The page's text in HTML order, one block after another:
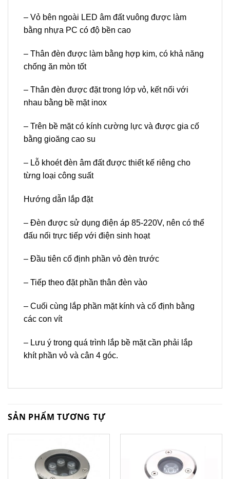
– Vỏ bên ngoài LED âm đất vuông được làm
bằng nhựa PC có độ bền cao
– Thân đèn được làm bằng hợp kim, có khả năng
chống ăn mòn tốt
– Thân đèn được đặt trong lớp vỏ, kết nối với
nhau bằng bề mặt inox
– Trên bề mặt có kính cường lực và được gia cố
bằng gioăng cao su
– Lỗ khoét đèn âm đất được thiết kế riêng cho
từng loại công suất
Hướng dẫn lắp đặt
– Đèn được sử dụng điện áp 85-220V, nên có thể
đấu nối trực tiếp với điện sinh hoạt
– Đầu tiên cố định phần vỏ đèn trước
– Tiếp theo đặt phần thân đèn vào
– Cuối cùng lắp phần mặt kính và cố định bằng
các con vít
– Lưu ý trong quá trình lắp bề mặt cần phải lắp
khít phần vỏ và cân 4 góc.
SẢN PHẨM TƯƠNG TỰ